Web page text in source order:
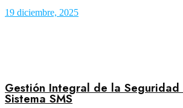
19 diciembre, 2025
Gestión Integral de la Seguridad
Sistema SMS